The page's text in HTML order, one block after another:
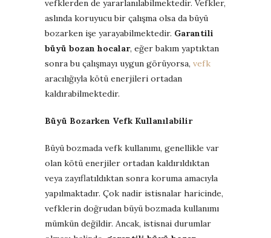
vefklerden de yararlanılabilmektedir. Vefkler,
aslında koruyucu bir çalışma olsa da büyü
bozarken işe yarayabilmektedir. Garantili
büyü bozan hocalar, eğer bakım yaptıktan
sonra bu çalışmayı uygun görüyorsa, vefk
aracılığıyla kötü enerjileri ortadan
kaldırabilmektedir.
Büyü Bozarken Vefk Kullanılabilir
Büyü bozmada vefk kullanımı, genellikle var
olan kötü enerjiler ortadan kaldırıldıktan
veya zayıflatıldıktan sonra koruma amacıyla
yapılmaktadır. Çok nadir istisnalar haricinde,
vefklerin doğrudan büyü bozmada kullanımı
mümkün değildir. Ancak, istisnai durumlar